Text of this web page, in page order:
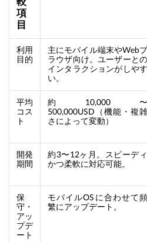
項
目
利用
目的
主にモバイル端末やWebブ
ラウザ向け。ユーザーとの
インタラクションがしやす
い。
平均
コス
ト
約10,000〜
500,000USD（機能・複雑
さによって変動）
開発
期間
約3〜12ヶ月。スピーディ
かつ柔軟に対応可能。
保
守・
アッ
プデ
ート
モバイルOSに合わせて頻
繁にアップデート。